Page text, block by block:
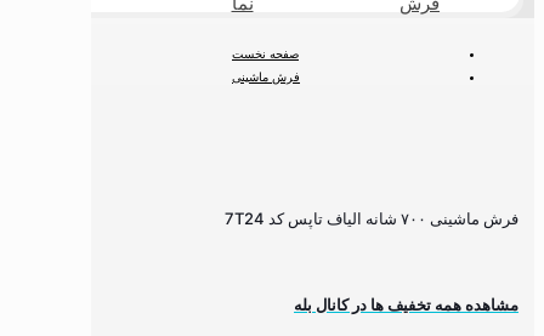
صفحه نخست
فرش ماشینی
فرش ماشینی ۷۰۰ شانه الیاف تاپس کد 7T24
مشاهده همه تخفیف ها در کانال بله